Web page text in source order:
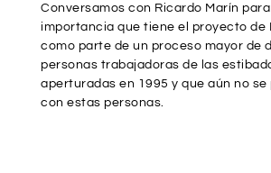
Conversamos con Ricardo Marín
importancia que tiene el proyecto de
como parte de un proceso mayor de
personas trabajadoras de las
aperturadas en 1995 y que aún no se
con estas personas.